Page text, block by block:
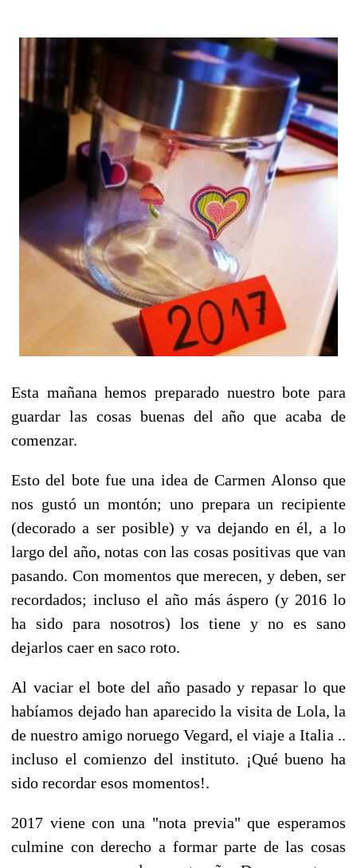
Esta mañana hemos preparado nuestro bote para
guardar las cosas buenas del año que acaba de
comenzar.
Esto del bote fue una idea de Carmen Alonso que
nos gustó un montón; uno prepara un recipiente
(decorado a ser posible) y va dejando en él, a lo
largo del año, notas con las cosas positivas que van
pasando. Con momentos que merecen, y deben, ser
recordados; incluso el año más áspero (y 2016 lo
ha sido para nosotros) los tiene y no es sano
dejarlos caer en saco roto.
Al vaciar el bote del año pasado y repasar lo que
habíamos dejado han aparecido la visita de Lola, la
de nuestro amigo noruego Vegard, el viaje a Italia ..
incluso el comienzo del instituto. ¡Qué bueno ha
sido recordar esos momentos!.
2017 viene con una "nota previa" que esperamos
culmine con derecho a formar parte de las cosas